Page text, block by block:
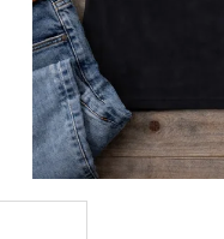
ORCHIDEA KASPÓBAN KICSI
ZÖLD